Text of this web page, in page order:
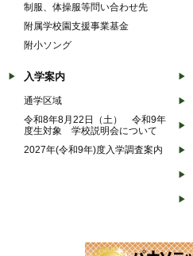
制服、体操服等問い合わせ先
附属学校園支援事業基金
附小ソング
入学案内
通学区域
令和8年8月22日（土） 令和9年
度生対象 学校説明会について
2027年(令和9年)度入学調査案内